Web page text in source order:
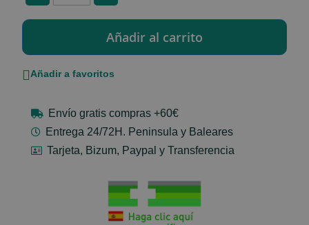
Añadir a favoritos
Envío gratis compras +60€
Entrega 24/72H. Peninsula y Baleares
Tarjeta, Bizum, Paypal y Transferencia